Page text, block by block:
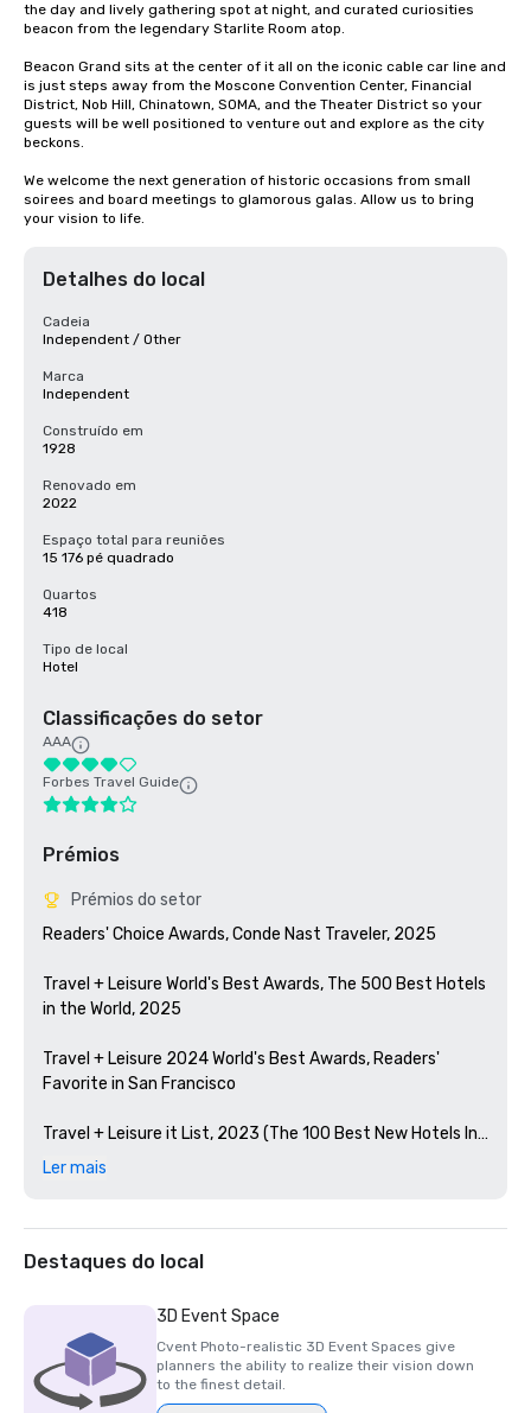
the day and lively gathering spot at night, and curated curiosities
beacon from the legendary Starlite Room atop.
Beacon Grand sits at the center of it all on the iconic cable car line and
is just steps away from the Moscone Convention Center, Financial
District, Nob Hill, Chinatown, SOMA, and the Theater District so your
guests will be well positioned to venture out and explore as the city
beckons.
We welcome the next generation of historic occasions from small
soirees and board meetings to glamorous galas. Allow us to bring
your vision to life.
Detalhes do local
Cadeia
Independent / Other
Marca
Independent
Construído em
1928
Renovado em
2022
Espaço total para reuniões
15 176 pé quadrado
Quartos
418
Tipo de local
Hotel
Classificações do setor
AAA
Forbes Travel Guide
Prémios
Prémios do setor
Readers' Choice Awards, Conde Nast Traveler, 2025
Travel + Leisure World's Best Awards, The 500 Best Hotels
in the World, 2025
Travel + Leisure 2024 World's Best Awards, Readers'
Favorite in San Francisco
Travel + Leisure it List, 2023 (The 100 Best New Hotels In
The World)
The Best Bars in America, Esquire 2024
Michelin Guide, 2024 (Favorite Hotel Restorations in
2023)
HSMAI Adrian Award, 2024
Ler mais
Destaques do local
3D Event Space
Cvent Photo-realistic 3D Event Spaces give
planners the ability to realize their vision down
to the finest detail.